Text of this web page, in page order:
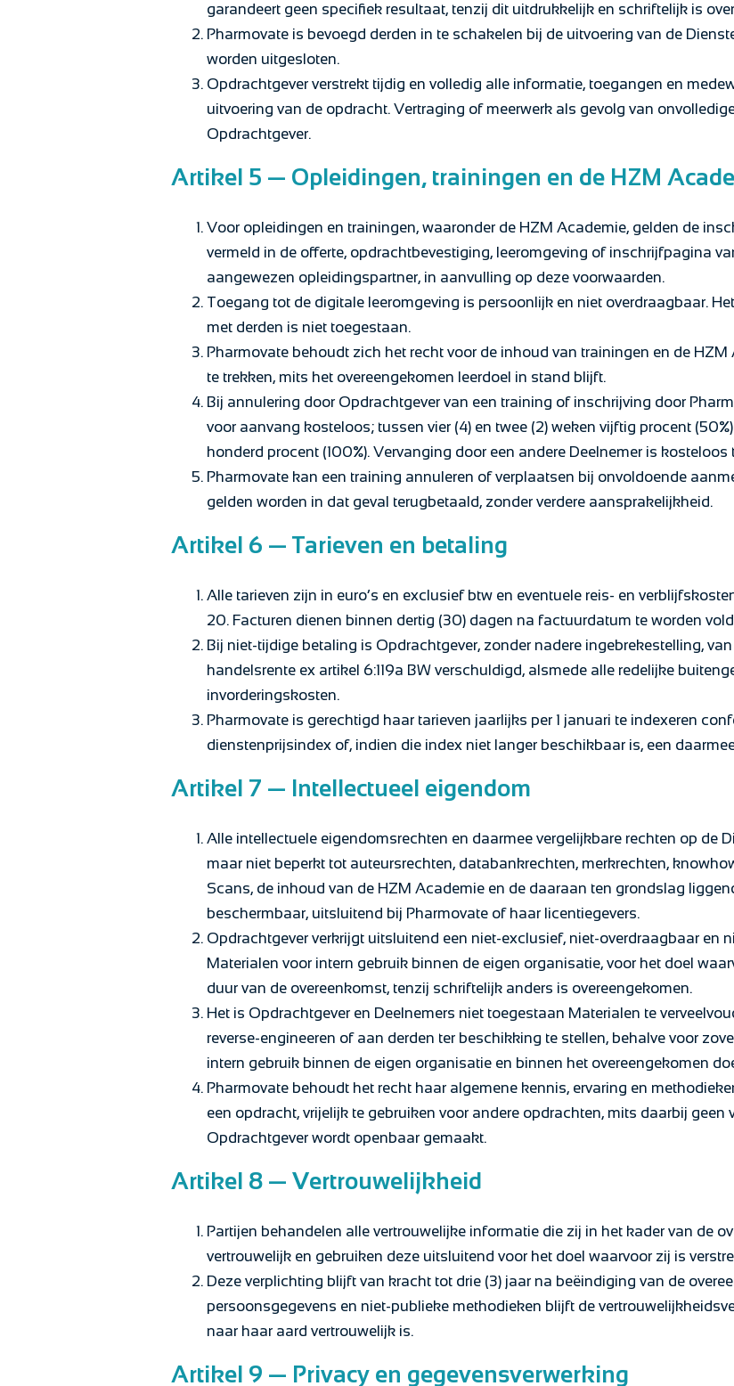
garandeert geen specifiek resultaat, tenzij dit uitdrukkelijk en schriftelijk is
Pharmovate is bevoegd derden in te schakelen bij de uitvoering van de
worden uitgesloten.
Opdrachtgever verstrekt tijdig en volledig alle informatie, toegangen en
uitvoering van de opdracht. Vertraging of meerwerk als gevolg van
Opdrachtgever.
Artikel 5 — Opleidingen, trainingen en de HZM
Voor opleidingen en trainingen, waaronder de HZM Academie, gelden de
vermeld in de offerte, opdrachtbevestiging, leeromgeving of inschrijfpagina
aangewezen opleidingspartner, in aanvulling op deze voorwaarden.
Toegang tot de digitale leeromgeving is persoonlijk en niet overdraagbaar.
met derden is niet toegestaan.
Pharmovate behoudt zich het recht voor de inhoud van trainingen en de
te trekken, mits het overeengekomen leerdoel in stand blijft.
Bij annulering door Opdrachtgever van een training of inschrijving door
voor aanvang kosteloos; tussen vier (4) en twee (2) weken vijftig procent
honderd procent (100%). Vervanging door een andere Deelnemer is kosteloos
Pharmovate kan een training annuleren of verplaatsen bij onvoldoende
gelden worden in dat geval terugbetaald, zonder verdere aansprakelijkheid.
Artikel 6 — Tarieven en betaling
Alle tarieven zijn in euro’s en exclusief btw en eventuele reis- en
20. Facturen dienen binnen dertig (30) dagen na factuurdatum te worden
Bij niet-tijdige betaling is Opdrachtgever, zonder nadere ingebrekestelling,
handelsrente ex artikel 6:119a BW verschuldigd, alsmede alle redelijke
invorderingskosten.
Pharmovate is gerechtigd haar tarieven jaarlijks per 1 januari te indexeren
dienstenprijsindex of, indien die index niet langer beschikbaar is, een
Artikel 7 — Intellectueel eigendom
Alle intellectuele eigendomsrechten en daarmee vergelijkbare rechten op de
maar niet beperkt tot auteursrechten, databankrechten, merkrechten,
Scans, de inhoud van de HZM Academie en de daaraan ten grondslag
beschermbaar, uitsluitend bij Pharmovate of haar licentiegevers.
Opdrachtgever verkrijgt uitsluitend een niet-exclusief, niet-overdraagbaar en
Materialen voor intern gebruik binnen de eigen organisatie, voor het doel
duur van de overeenkomst, tenzij schriftelijk anders is overeengekomen.
Het is Opdrachtgever en Deelnemers niet toegestaan Materialen te
reverse-engineeren of aan derden ter beschikking te stellen, behalve voor
intern gebruik binnen de eigen organisatie en binnen het overeengekomen
Pharmovate behoudt het recht haar algemene kennis, ervaring en
een opdracht, vrijelijk te gebruiken voor andere opdrachten, mits daarbij geen
Opdrachtgever wordt openbaar gemaakt.
Artikel 8 — Vertrouwelijkheid
Partijen behandelen alle vertrouwelijke informatie die zij in het kader van de
vertrouwelijk en gebruiken deze uitsluitend voor het doel waarvoor zij is
Deze verplichting blijft van kracht tot drie (3) jaar na beëindiging van de
persoonsgegevens en niet-publieke methodieken blijft de
naar haar aard vertrouwelijk is.
Artikel 9 — Privacy en gegevensverwerking